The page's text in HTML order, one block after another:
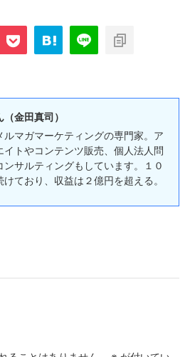
（金田真司）
ルマガマーケティングの専門家。ア
イトやコンテンツ販売、個人法人問
ンサルティングもしています。１０
けており、収益は２億円を超える。